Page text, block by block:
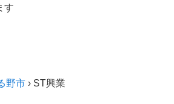
す
野市 › ST興業